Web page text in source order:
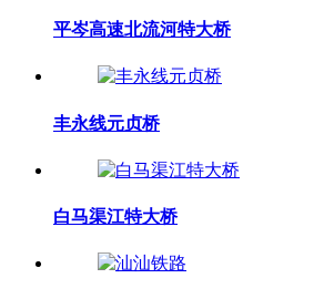
平岑高速北流河特大桥
丰永线元贞桥
白马渠江特大桥